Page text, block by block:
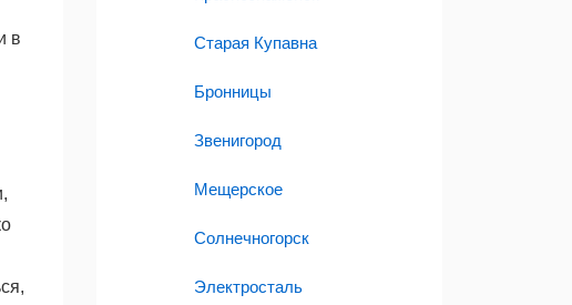
в
Старая Купавна
Бронницы
Звенигород
Мещерское
Солнечногорск
Электросталь